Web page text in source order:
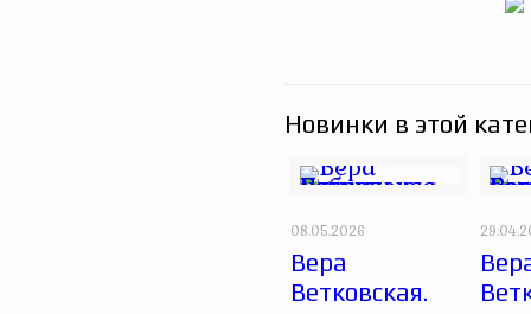
Новинки в этой
08.05.2026
Вера
Ветковская.